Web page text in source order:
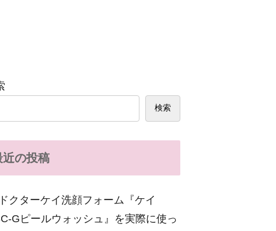
検索
近の投稿
ドクターケイ洗顔フォーム『ケイ
Gピールウォッシュ』を実際に使っ